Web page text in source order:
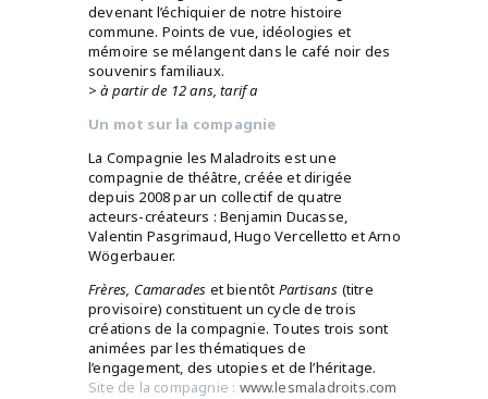
devenant l’échiquier de notre histoire
commune. Points de vue, idéologies et
mémoire se mélangent dans le café noir des
souvenirs familiaux.
>à partir de 12 ans, tarif a
Un mot sur la compagnie
La Compagnie les Maladroits est une
compagnie de théâtre, créée et dirigée
depuis 2008 par un collectif de quatre
acteurs-créateurs : Benjamin Ducasse,
Valentin Pasgrimaud, Hugo Vercelletto et Arno
Wögerbauer.
Frères, Camarades et bientôt Partisans (titre
provisoire) constituent un cycle de trois
créations de la compagnie. Toutes trois sont
animées par les thématiques de
l’engagement, des utopies et de l’héritage.
Site de la compagnie : www.lesmaladroits.com